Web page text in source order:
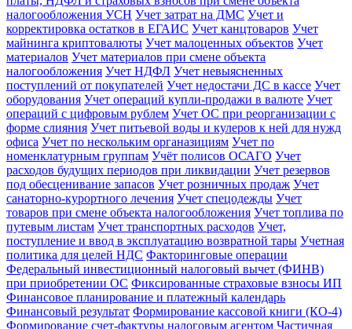
налогообложения УСН Учет затрат на ДМС Учет и
корректировка остатков в ЕГАИС Учет канцтоваров Учет
майнинга криптовалюты Учет малоценных объектов Учет
материалов Учет материалов при смене объекта
налогообложения Учет НДФЛ Учет невыясненных
поступлений от покупателей Учет недостачи ДС в кассе Учет
оборудования Учет операций купли-продажи в валюте Учет
операций с цифровым рублем Учет ОС при реорганизации с
форме слияния Учет питьевой воды и кулеров к ней для нужд
офиса Учет по нескольким органазициям Учет по
номенклатурным группам Учёт полисов ОСАГО Учет
расходов будущих периодов при ликвидации Учет резервов
под обесценивание запасов Учет розничных продаж Учет
санаторно-курортного лечения Учет спецодежды Учет
товаров при смене объекта налогообложения Учет топлива по
путевым листам Учет транспортных расходов Учет,
поступление и ввод в эксплуатацию возвратной тары Учетная
политика для целей НДС Факторинговые операции
Федеральный инвестиционный налоговый вычет (ФИНВ)
при приобретении ОС Фиксированные страховые взносы ИП
Финансовое планирование и платежный календарь
Финансовый результат Формирование кассовой книги (КО-4)
Формирование счет-фактуры налоговым агентом Частичная